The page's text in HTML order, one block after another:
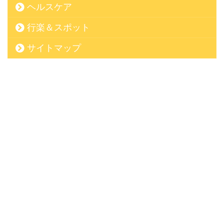
ヘルスケア
行楽＆スポット
サイトマップ